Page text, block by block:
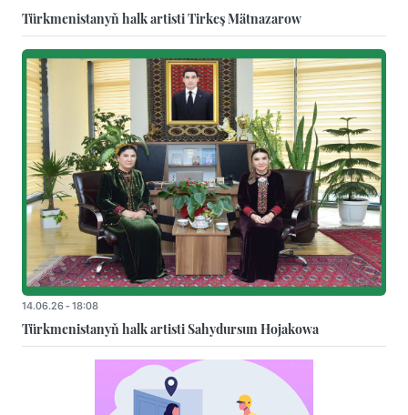
Türkmenistanyň halk artisti Tirkeş Mätnazarow
14.06.26 - 18:08
Türkmenistanyň halk artisti Sahydursun Hojakowa